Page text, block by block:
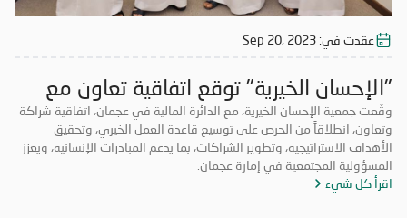
عقدت في: Sep 20, 2023
"الإحسان الخيرية" توقع اتفاقية تعاون مع
"مالية" عجمان
وقّعت جمعية الإحسان الخيرية، مع الدائرة المالية في عجمان، اتفاقية شراكة
وتعاون، انطلاقاً من الحرص على توسيع قاعدة العمل الخيري، وتحقيق
الأهداف الاستراتيجية، وتطوير الشراكات، بما يدعم المبادرات الإنسانية، ويعزز
المسؤولية المجتمعية في إمارة عجمان.
اقرأ كل شيء